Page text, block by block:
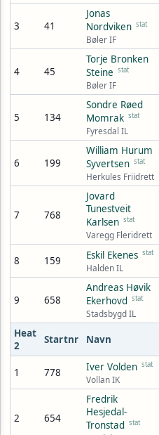
3 41
Jonas
Nordviken stat
Bøler IF
4 45
Torje Bronken
Steine stat
Bøler IF
5 134
Sondre Røed
Momrak stat
Fyresdal IL
6 199
William Hurum
Syvertsen stat
Herkules Friidrett
7 768
Jovard
Tunestveit
Karlsen stat
Varegg Fleridrett
8 159 Eskil Ekenes stat
Halden IL
9 658
Andreas Høvik
Ekerhovd stat
Stadsbygd IL
Heat
2
Startnr Navn
1 778 Iver Volden stat
Vollan IK
2 654
Fredrik
Hesjedal-
Tronstad stat